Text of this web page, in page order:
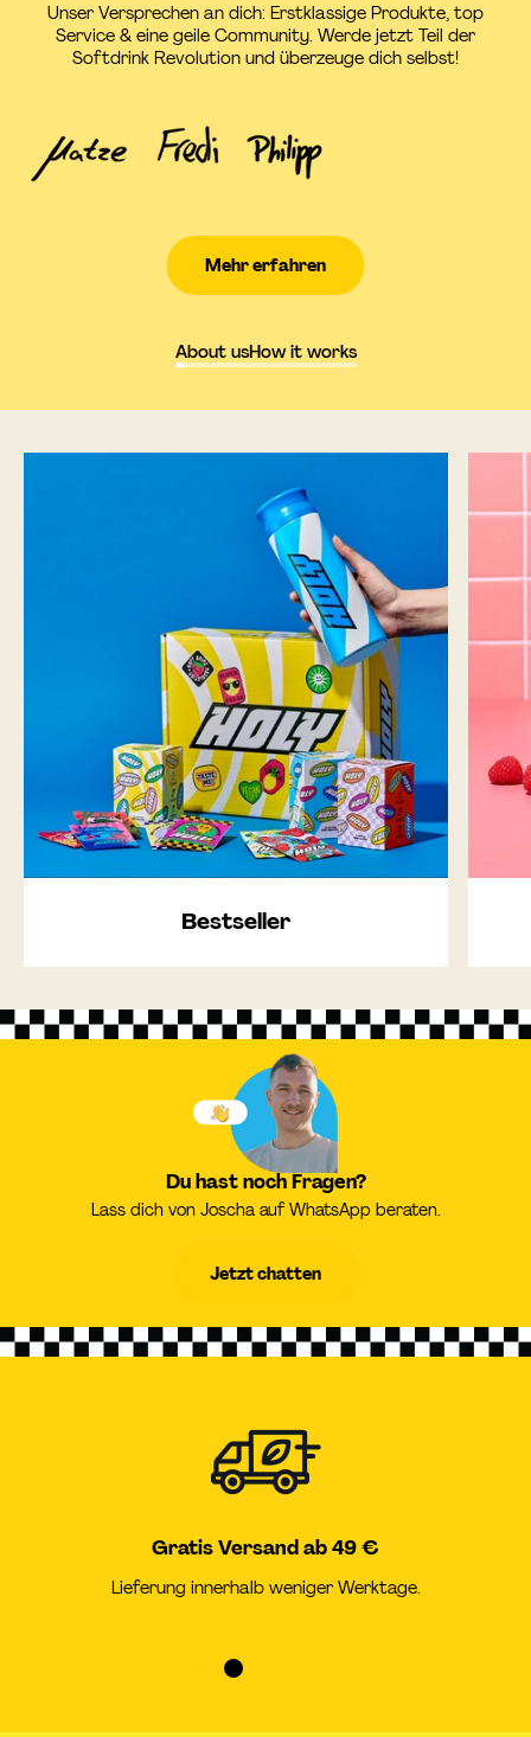
Unser Versprechen an dich: Erstklassige Produkte, top
Service & eine geile Community. Werde jetzt Teil der
Softdrink Revolution und überzeuge dich selbst!
Mehr erfahren
About usHow it works
Bestseller
Du hast noch Fragen?
Lass dich von Joscha auf WhatsApp beraten.
Jetzt chatten
Gratis Versand ab 49 €
Lieferung innerhalb weniger Werktage.
Zur